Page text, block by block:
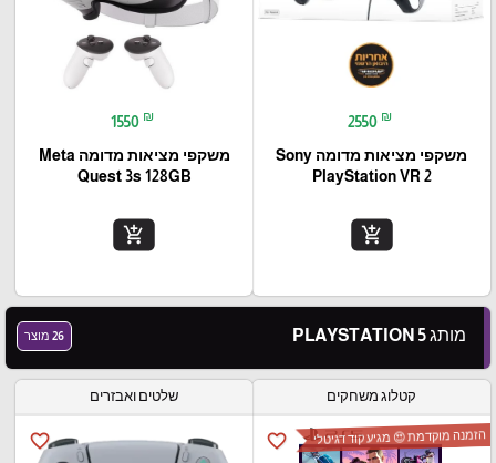
2550 ₪
משקפי מציאות מדומה Sony
PlayStation VR 2
add_shopping_cart
1550 ₪
‏משקפי מציאות מדומה Meta
Quest 3s 128GB
add_shopping_cart
מותג PLAYSTATION 5 26 מוצר
קטלוג משחקים
favorite_border הזמנה מוקדמת 😍 מגיע קוד דגיטלי
שלטים ואבזרים
favorite_border